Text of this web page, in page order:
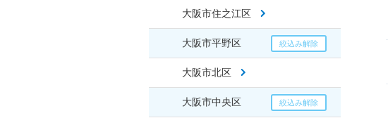
大阪市住之江区
大阪市平野区
大阪市北区
大阪市中央区